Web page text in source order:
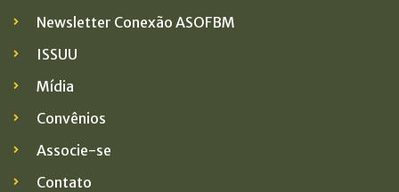
Newsletter Conexão ASOFBM
ISSUU
Mídia
Convênios
Associe-se
Contato